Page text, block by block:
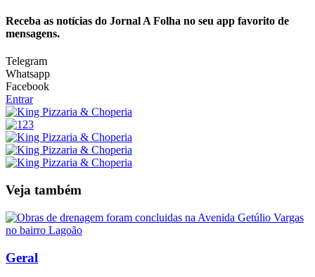
Receba as notícias do Jornal A Folha no seu app favorito de
mensagens.
Telegram
Whatsapp
Facebook
Entrar
Veja também
Geral